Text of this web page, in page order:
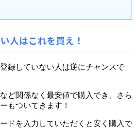
人はこれを買え！
録していない人は逆にチャンスで
ど関係なく最安値で購入でき、さら
もついてきます！
ドを入力していただくと安く購入で